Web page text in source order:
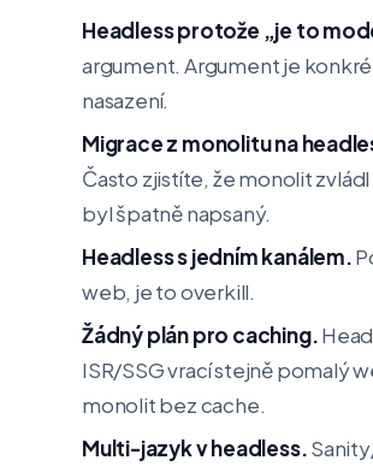
Headless protože „je to
argument. Argument je
nasazení.
Migrace z monolitu na
Často zjistíte, že monolit
byl špatně napsaný.
Headless s jedním kanálem.
web, je to overkill.
Žádný plán pro caching.
ISR/SSG vrací stejně pomalý
monolit bez cache.
Multi-jazyk v headless.